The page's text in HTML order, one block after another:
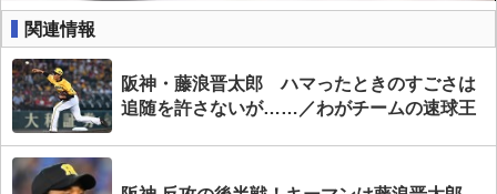
関連情報
阪神・藤浪晋太郎 ハマったときのすごさは
追随を許さないが……／わがチームの速球王